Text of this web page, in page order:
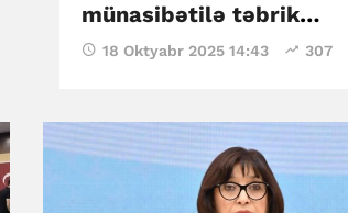
münasibətilə təbrik
ünvanlayıb
18 Oktyabr 2025 14:43 307